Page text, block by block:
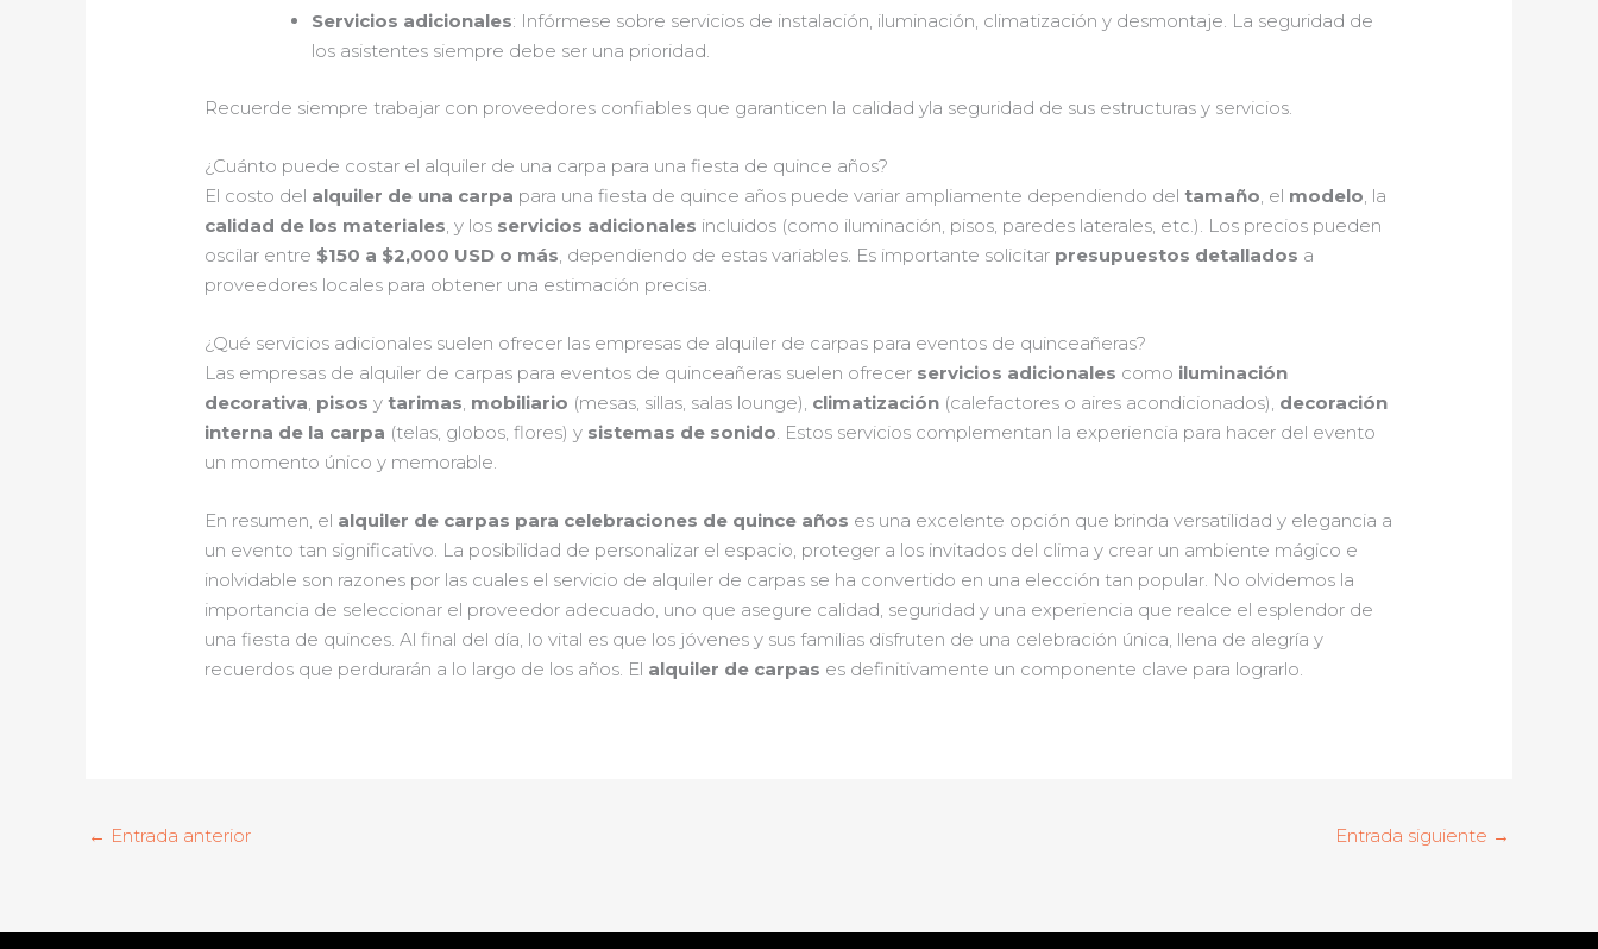
Servicios adicionales: Infórmese sobre servicios de instalación, iluminación, climatización y desmontaje. La seguridad de
los asistentes siempre debe ser una prioridad.
Recuerde siempre trabajar con proveedores confiables que garanticen la calidad yla seguridad de sus estructuras y servicios.
¿Cuánto puede costar el alquiler de una carpa para una fiesta de quince años?
El costo del alquiler de una carpa para una fiesta de quince años puede variar ampliamente dependiendo deltamaño , el modelo , la
calidad de los materiales , y los servicios adicionales incluidos (como iluminación, pisos, paredes laterales, etc.). Los precios pueden
oscilar entre $150 a $2,000 USD o más , dependiendo de estas variables. Es importante solicitar presupuestos detallados a
proveedores locales para obtener una estimación precisa.
¿Qué servicios adicionales suelen ofrecer las empresas de alquiler de carpas para eventos de quinceañeras?
Las empresas de alquiler de carpas para eventos de quinceañeras suelen ofrecer servicios adicionales como iluminación
decorativa pisos ytarimas mobiliario (mesas, sillas, salas lounge), climatización (calefactores o aires acondicionados), decoración
interna de la carpa (telas, globos, flores) y sistemas de sonido . Estos servicios complementan la experiencia para hacer del evento
un momento único y memorable.
En resumen, el alquiler de carpas para celebraciones de quince años es una excelente opción que brinda versatilidad y elegancia a
un evento tan significativo. La posibilidad de personalizar el espacio, proteger a los invitados del clima y crear un ambiente mágico e
inolvidable son razones por las cuales el servicio de alquiler de carpas se ha convertido en una elección tan popular. No olvidemos la
importancia de seleccionar el proveedor adecuado, uno que asegure calidad, seguridad y una experiencia que realce el esplendor de
una fiesta de quinces. Al final del día, lo vital es que los jóvenes y sus familias disfruten de una celebración única, llena de alegría y
recuerdos que perdurarán a lo largo de los años. El alquiler de carpas es definitivamente un componente clave para lograrlo.
← Entrada anterior Entrada siguiente →